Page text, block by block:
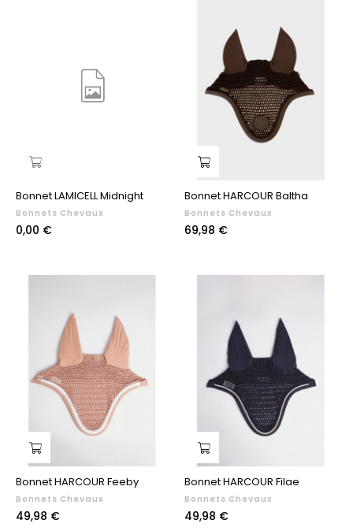
Bonnet LAMICELL Midnight
Bonnets Chevaux
Prix
0,00 €
Bonnet HARCOUR Baltha
Bonnets Chevaux
Prix
69,98 €
Bonnet HARCOUR Feeby
Bonnets Chevaux
Prix
49,98 €
Bonnet HARCOUR Filae
Bonnets Chevaux
Prix
49,98 €